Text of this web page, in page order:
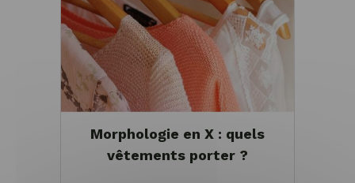
Morphologie en X : quels
vêtements porter ?